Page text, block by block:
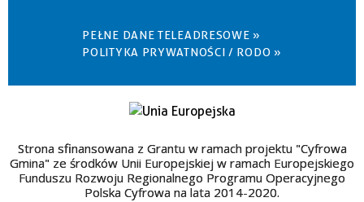
PEŁNE DANE TELEADRESOWE »
POLITYKA PRYWATNOŚCI / RODO »
Strona sfinansowana z Grantu w ramach projektu "Cyfrowa
Gmina" ze środków Unii Europejskiej w ramach Europejskiego
Funduszu Rozwoju Regionalnego Programu Operacyjnego
Polska Cyfrowa na lata 2014-2020.